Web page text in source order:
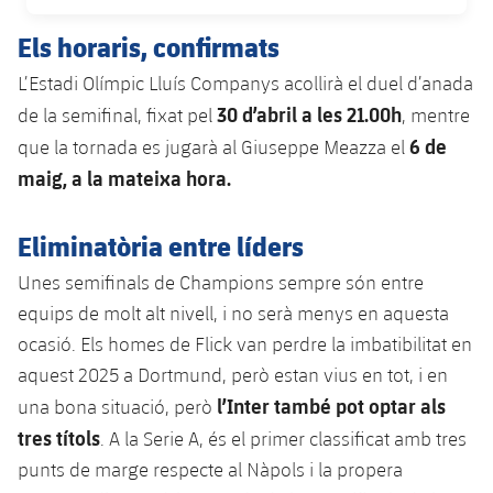
Instal·lacions
SUB8 B
Història
Palmarès
Infantil A
Infantil B
Entrades
Resultats
Classificació
Fotos
Palmarès
Història
Calendari
Resultats
Jugadors
Actualitat
Juvenil
Cadet
Aleví
Campus Verano
PLUSICON
Primer equip
plusicon
més
Calendari
Entrades
Resultats
Classificació
Barça Atlètic
plusicon
més
Actualitat
Calendari
Resultats
Base
plusicon
més
Actualitat
Barça C
Junior
Campus Estiu
PLUSICON
MÉS
Informació general
plusicon
més
Els horaris, confirmats
L’Estadi Olímpic Lluís Companys acollirà el duel d’anada
de la semifinal, fixat pel 30 d’abril a les 21.00h, mentre
que la tornada es jugarà al Giuseppe Meazza el 6 de
maig, a la mateixa hora.
Eliminatòria entre líders
Unes semifinals de Champions sempre són entre
equips de molt alt nivell, i no serà menys en aquesta
ocasió. Els homes de Flick van perdre la imbatibilitat en
aquest 2025 a Dortmund, però estan vius en tot, i en
una bona situació, però l’Inter també pot optar als
tres títols . A la Serie A, és el primer classificat amb tres
punts de marge respecte al Nàpols i la propera